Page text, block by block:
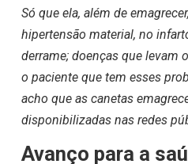
Só que ela, além de
hipertensão material, no
derrame; doenças que levam
o paciente que tem esses
acho que as canetas
disponibilizadas nas redes
Avanço para a